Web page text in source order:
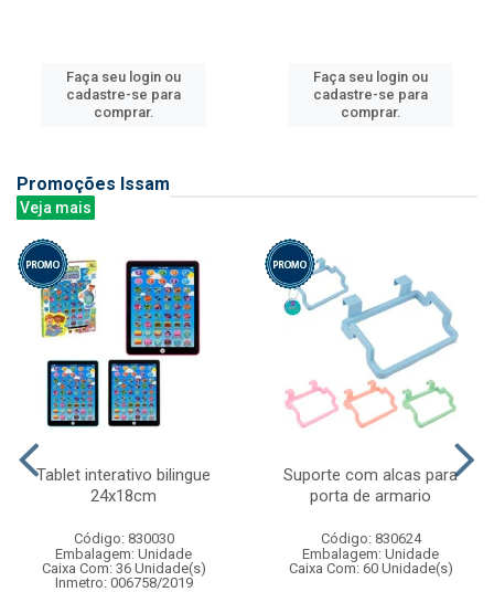
Faça seu login ou
cadastre-se para
comprar.
Faça seu login ou
cadastre-se para
comprar.
Promoções Issam
Veja mais
Tablet interativo bilingue
24x18cm
Código: 830030
Embalagem: Unidade
Caixa Com: 36 Unidade(s)
Inmetro: 006758/2019
Suporte com alcas para
porta de armario
Código: 830624
Embalagem: Unidade
Caixa Com: 60 Unidade(s)